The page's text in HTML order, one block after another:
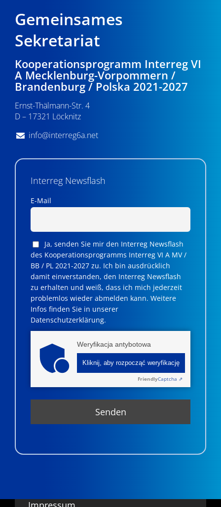
Gemeinsames
Sekretariat
Kooperationsprogramm Interreg VI
A Mecklenburg-Vorpommern /
Brandenburg / Polska 2021-2027
Ernst-Thälmann-Str. 4
D – 17321 Löcknitz
info@interreg6a.net
Interreg Newsflash
E-Mail
Ja, senden Sie mir den Interreg Newsflash
des Kooperationsprogramms Interreg VI A MV /
BB / PL 2021-2027 zu. Ich bin ausdrücklich
damit einverstanden, den Interreg Newsflash
zu erhalten und weiß, dass ich mich jederzeit
problemlos wieder abmelden kann. Weitere
Infos finden Sie in unserer
Datenschutzerklärung.
Weryfikacja antybotowa
Kliknij, aby rozpocząć weryfikację
FriendlyCaptcha ⇗